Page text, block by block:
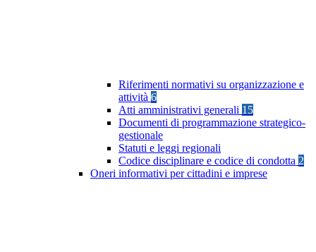
Riferimenti normativi su organizzazione e
attività 6
Atti amministrativi generali 15
Documenti di programmazione strategico-
gestionale
Statuti e leggi regionali
Codice disciplinare e codice di condotta 2
Oneri informativi per cittadini e imprese